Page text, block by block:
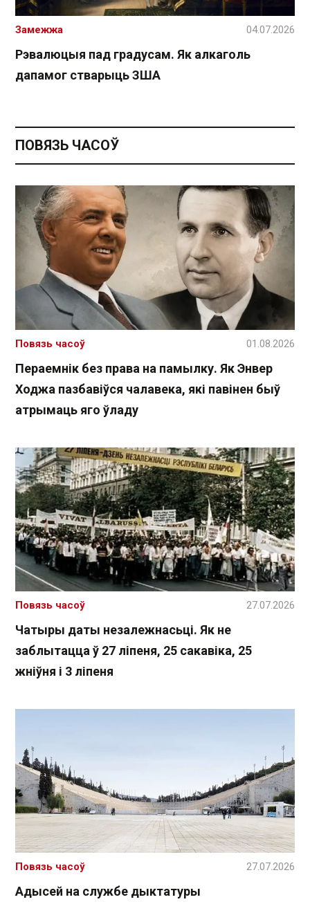
Рэвалюцыя пад градусам. Як алкаголь
дапамог стварыць ЗША
Замежжа 04.07.2026
ПОВЯЗЬ ЧАСОЎ
Пераемнік без права на памылку. Як Энвер
Ходжа пазбавіўся чалавека, які павінен быў
атрымаць яго ўладу
Повязь часоў 01.08.2026
Чатыры даты незалежнасьці. Як не
заблытацца ў 27 ліпеня, 25 сакавіка, 25
жніўня і 3 ліпеня
Повязь часоў 27.07.2026
Адысей на службе дыктатуры
Повязь часоў 27.07.2026